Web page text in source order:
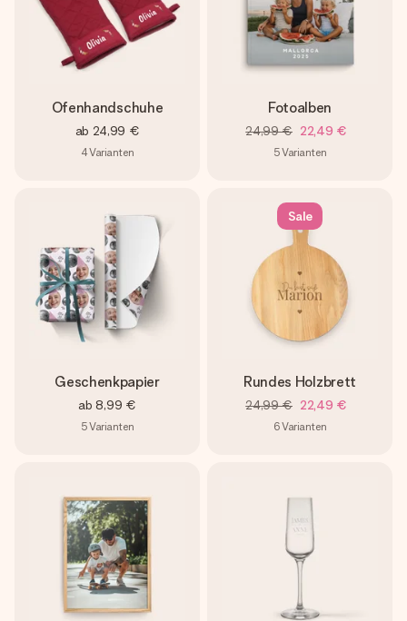
Ofenhandschuhe
ab 24,99 €
4Varianten
Fotoalben
24,99 € 22,49 €
5Varianten
Geschenkpapier
ab 8,99 €
5Varianten
Sale
Rundes Holzbrett
24,99 € 22,49 €
6Varianten